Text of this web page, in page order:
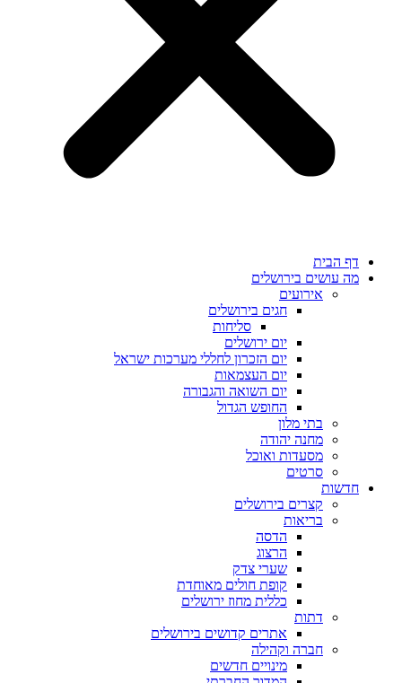
דף הבית
מה עושים בירושלים
אירועים
חגים בירושלים
סליחות
יום ירושלים
יום הזכרון לחללי מערכות ישראל
יום העצמאות
יום השואה והגבורה
החופש הגדול
בתי מלון
מחנה יהודה
מסעדות ואוכל
סרטים
חדשות
קצרים בירושלים
בריאות
הדסה
הרצוג
שערי צדק
קופת חולים מאוחדת
כללית מחוז ירושלים
דתות
אתרים קדושים בירושלים
חברה וקהילה
מינויים חדשים